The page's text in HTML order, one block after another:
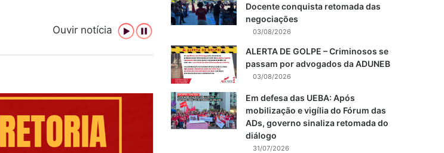
Ouvir notícia
Docente conquista retomada das
negociações
03/08/2026
ALERTA DE GOLPE – Criminosos se
passam por advogados da ADUNEB
03/08/2026
Em defesa das UEBA: Após
mobilização e vigília do Fórum das
ADs, governo sinaliza retomada do
diálogo
31/07/2026